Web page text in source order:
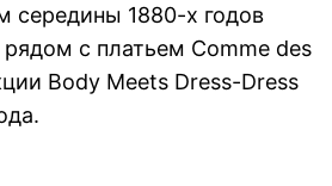
середины 1880-х годов
с платьем Comme des
Body Meets Dress-Dress